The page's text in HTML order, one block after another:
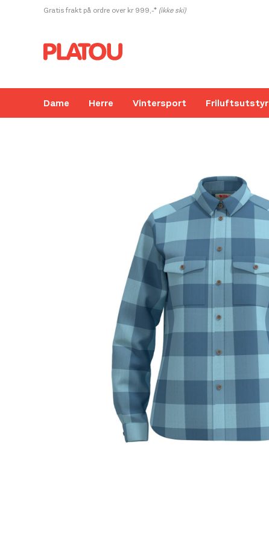
Gratis frakt på ordre over kr 999,-* (ikke ski)
Dame Herre Vintersport Friluftsutstyr